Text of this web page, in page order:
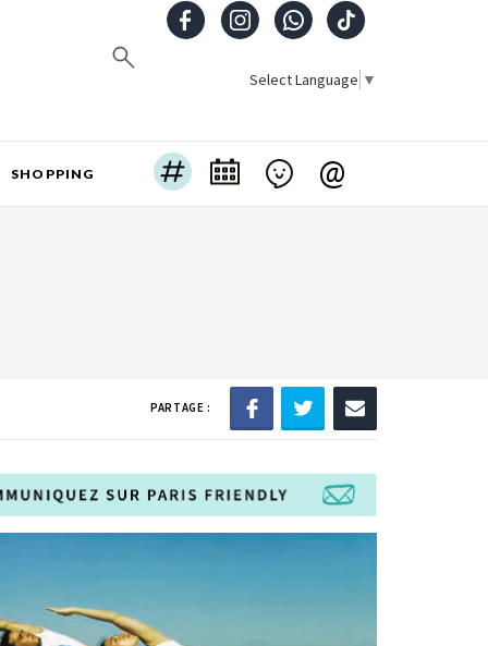
Select Language ▼
SHOPPING @
PARTAGE :